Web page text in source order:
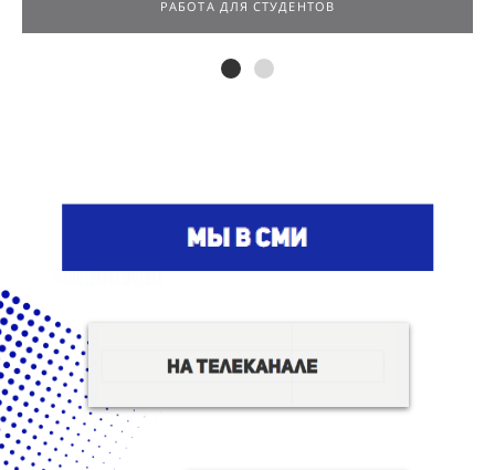
РАБОТА ДЛЯ СТУДЕНТОВ